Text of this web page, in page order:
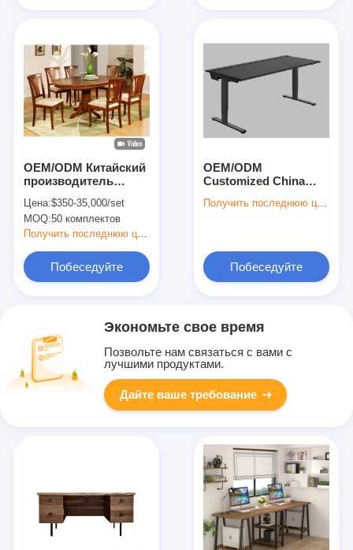
OEM/ODM Китайский
производитель
хорошего качества с
4 стульями для
семейных
Цена:$350-35,000/set
MOQ:50 комплектов
Получить последнюю цену
Побеседуйте
OEM/ODM
Customized China
Villa, Resort, Hotel and
Получить последнюю цену
Побеседуйте
Экономьте свое время
Позвольте нам связаться с вами с
лучшими продуктами.
Дайте ваше требование